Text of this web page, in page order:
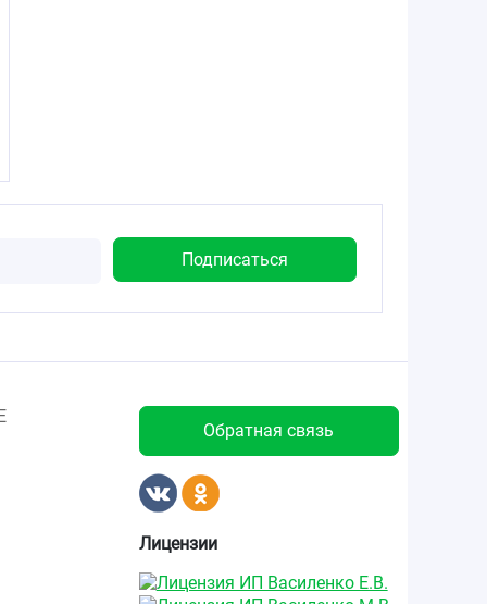
Обратная связь
Лицензии